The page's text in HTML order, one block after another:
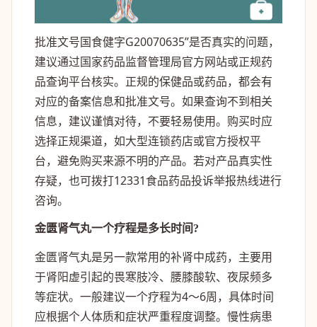
批准文号国食健字G20070635”是否真实的问题，
建议通过国家药品监督管理局官方网站或正规药
品查询平台核实。正规的保健品或药品，都会有
对应的备案信息和批准文号。如果查询不到相关
信息，建议谨慎对待，不要轻易使用。购买时应
选择正规渠道，如大型连锁药店或官方授权平
台，避免购买来源不明的产品。若对产品真实性
存疑，也可拨打12331食品药品投诉举报热线进行
咨询。
金匮肾气丸一个疗程是多长时间?
金匮肾气丸是另一款常用的补肾中成药，主要用
于肾阳虚引起的畏寒肢冷、腰膝酸软、夜尿频多
等症状。一般建议一个疗程为4～6周，具体时间
应根据个人体质和症状严重程度调整。慢性病患